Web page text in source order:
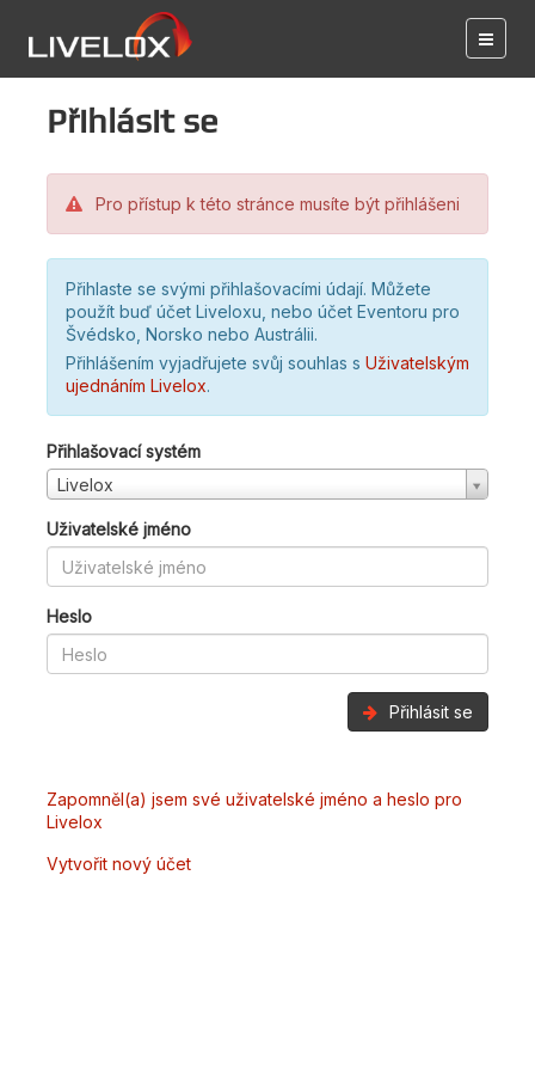
Přihlásit se
Pro přístup k této stránce musíte být přihlášeni
Přihlaste se svými přihlašovacími údají. Můžete
použít buď účet Liveloxu, nebo účet Eventoru pro
Švédsko, Norsko nebo Austrálii.
Přihlášením vyjadřujete svůj souhlas s Uživatelským
ujednáním Livelox.
Přihlašovací systém
Livelox
Uživatelské jméno
Heslo
Přihlásit se
Zapomněl(a) jsem své uživatelské jméno a heslo pro
Livelox
Vytvořit nový účet